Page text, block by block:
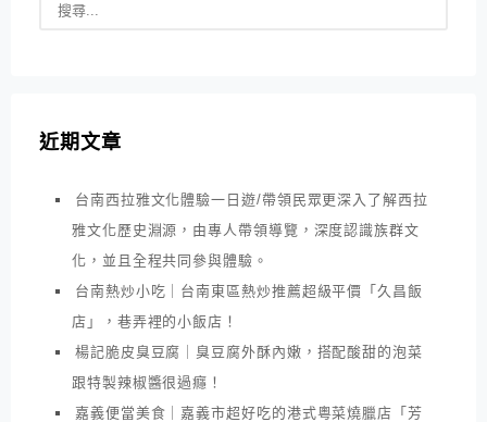
近期文章
台南西拉雅文化體驗一日遊/帶領民眾更深入了解西拉
雅文化歷史淵源，由專人帶領導覽，深度認識族群文
化，並且全程共同參與體驗。
台南熱炒小吃｜台南東區熱炒推薦超級平價「久昌飯
店」，巷弄裡的小飯店！
楊記脆皮臭豆腐｜臭豆腐外酥內嫩，搭配酸甜的泡菜
跟特製辣椒醬很過癮！
嘉義便當美食｜嘉義市超好吃的港式粵菜燒臘店「芳